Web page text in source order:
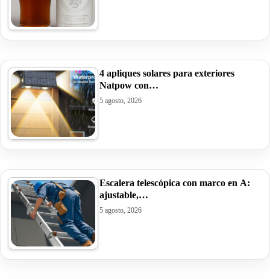
4 apliques solares para exteriores
Natpow con…
5 agosto, 2026
Escalera telescópica con marco en A:
ajustable,…
5 agosto, 2026